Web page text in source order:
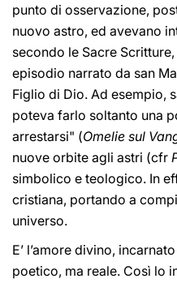
punto di osservazione,
nuovo astro, ed avevano
secondo le Sacre
episodio narrato da san
Figlio di Dio. Ad esempio,
poteva farlo soltanto una
arrestarsi" (Omelie sul
nuove orbite agli astri (cfr
simbolico e teologico. In
cristiana, portando a
universo.
E’ l’amore divino,
poetico, ma reale. Così lo